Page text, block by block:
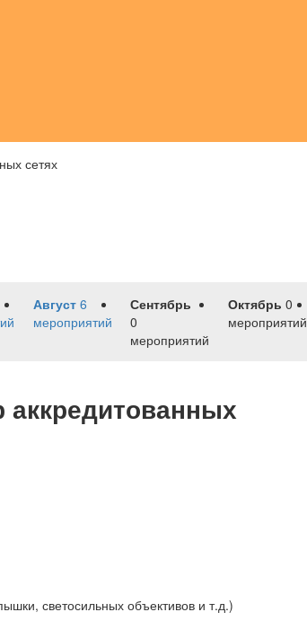
сетях
Август 6
мероприятий
Сентябрь
0
мероприятий
Октябрь 0
мероприятий
светосильных объективов и т.д.)